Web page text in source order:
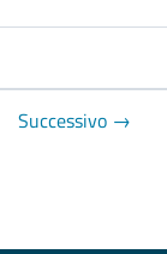
Successivo →